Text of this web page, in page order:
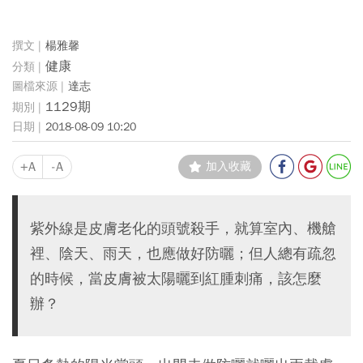
楊雅馨
健康
達志
1129期
2018-08-09 10:20
+A -A 加入收藏
紫外線是皮膚老化的頭號殺手，就算室內、機艙
裡、陰天、雨天，也應做好防曬；但人總有疏忽
的時候，當皮膚被太陽曬到紅腫刺痛，該怎麼
辦？